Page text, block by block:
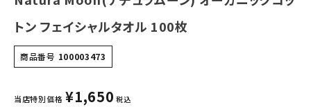
インナー・下着・ナイトウェア
トン フェイシャルタオル 100枚
商品番号 100003473
当店特別価格 ¥1,650 税込